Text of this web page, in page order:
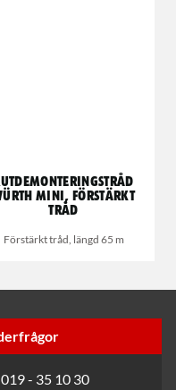
Mini, förstärkt
tråd
Förstärkt tråd, längd 65 m
- 35 10 30